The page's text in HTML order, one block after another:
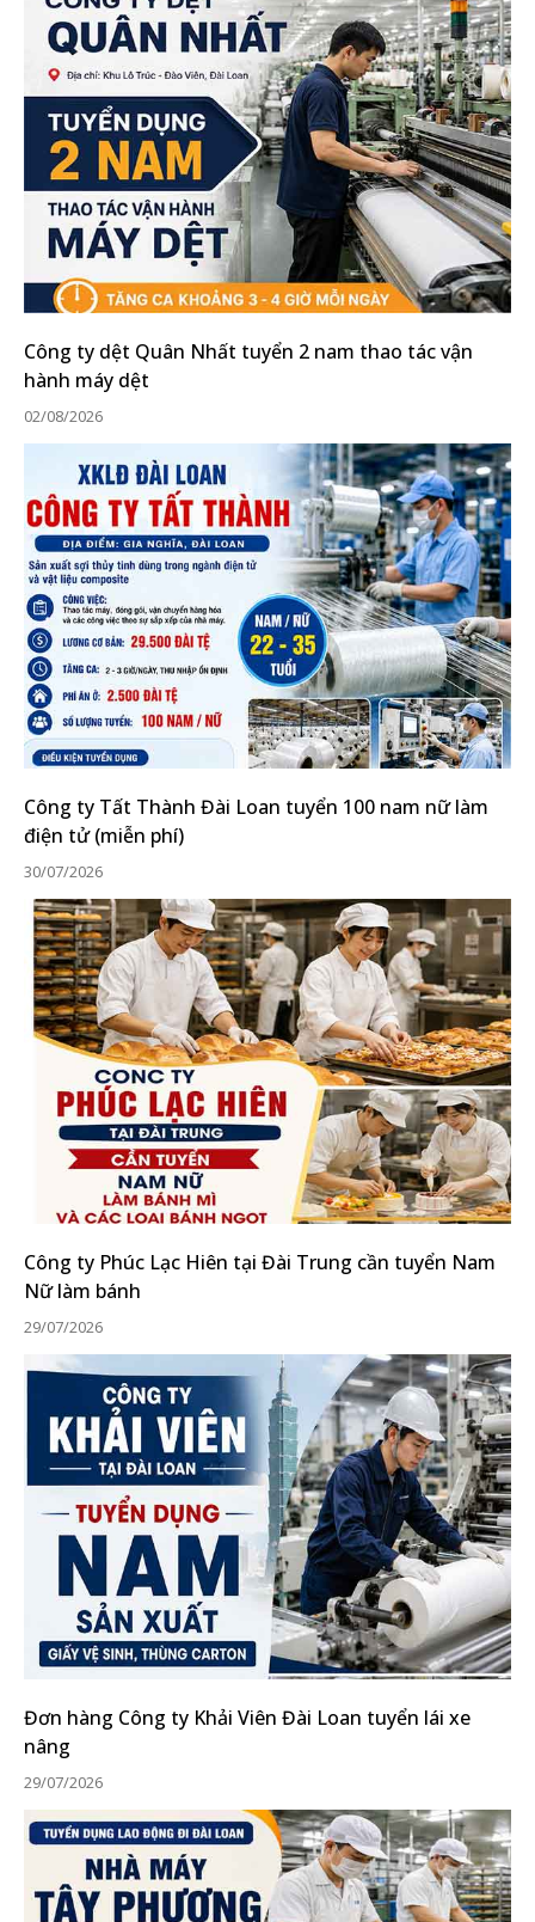
Công ty dệt Quân Nhất tuyển 2 nam thao tác vận
hành máy dệt
02/08/2026
Công ty Tất Thành Đài Loan tuyển 100 nam nữ làm
điện tử (miễn phí)
30/07/2026
Công ty Phúc Lạc Hiên tại Đài Trung cần tuyển Nam
Nữ làm bánh
29/07/2026
Đơn hàng Công ty Khải Viên Đài Loan tuyển lái xe
nâng
29/07/2026